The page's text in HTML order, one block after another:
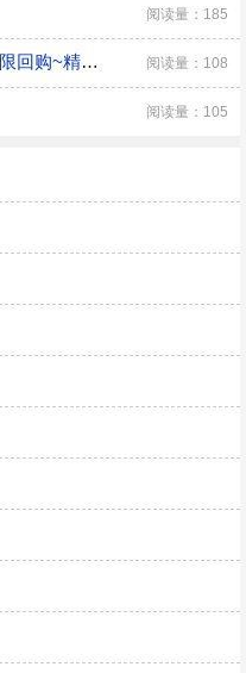
阅读量：185
【浴室好物大合集】自用分享，无限回购~精致女孩必备！ 阅读量：108
阅读量：105